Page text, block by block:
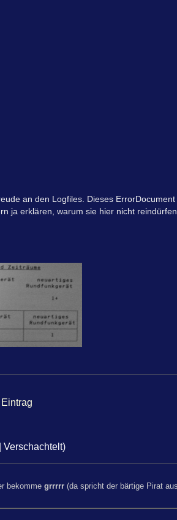
an den Logfiles. Dieses
ja erklären, warum sie hier nicht reindürfen.
bekomme grrrrr (da spricht der bärtige Pirat